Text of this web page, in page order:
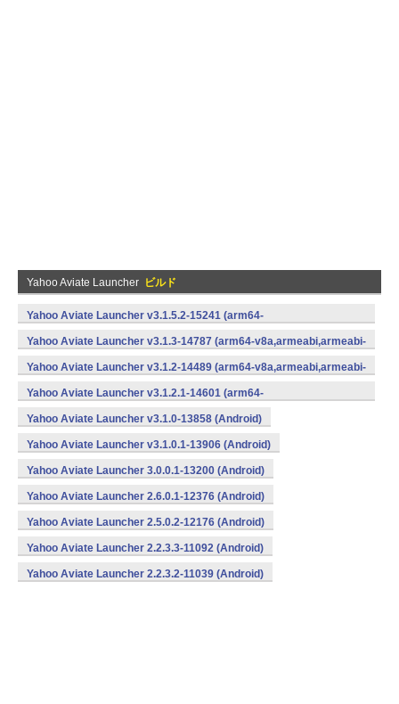
Yahoo Aviate Launcher ビルド
Yahoo Aviate Launcher v3.1.5.2-15241 (arm64-
v8a,armeabi,armeabi-v7a,x86,x86_64) (Android)
Yahoo Aviate Launcher v3.1.3-14787 (arm64-v8a,armeabi,armeabi-
v7a,x86) (Android)
Yahoo Aviate Launcher v3.1.2-14489 (arm64-v8a,armeabi,armeabi-
v7a,x86) (Android)
Yahoo Aviate Launcher v3.1.2.1-14601 (arm64-
v8a,armeabi,armeabi-v7a,x86) (Android)
Yahoo Aviate Launcher v3.1.0-13858 (Android)
Yahoo Aviate Launcher v3.1.0.1-13906 (Android)
Yahoo Aviate Launcher 3.0.0.1-13200 (Android)
Yahoo Aviate Launcher 2.6.0.1-12376 (Android)
Yahoo Aviate Launcher 2.5.0.2-12176 (Android)
Yahoo Aviate Launcher 2.2.3.3-11092 (Android)
Yahoo Aviate Launcher 2.2.3.2-11039 (Android)